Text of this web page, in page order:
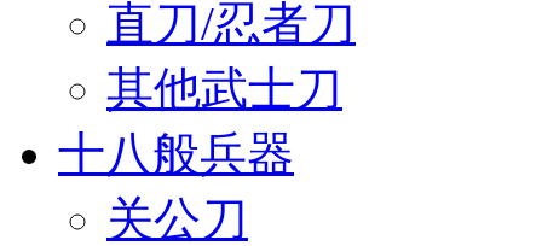
直刀/忍者刀
其他武士刀
十八般兵器
关公刀